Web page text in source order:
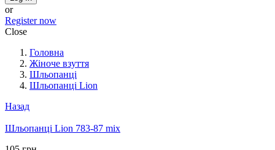
or
Register now
Close
Головна
Жіноче взуття
Шльопанці
Шльопанці Lion
Назад
Шльопанці Lion 783-87 mix